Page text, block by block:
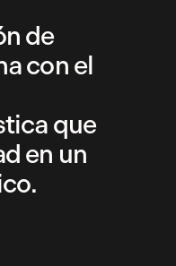
de
con el
que
en un